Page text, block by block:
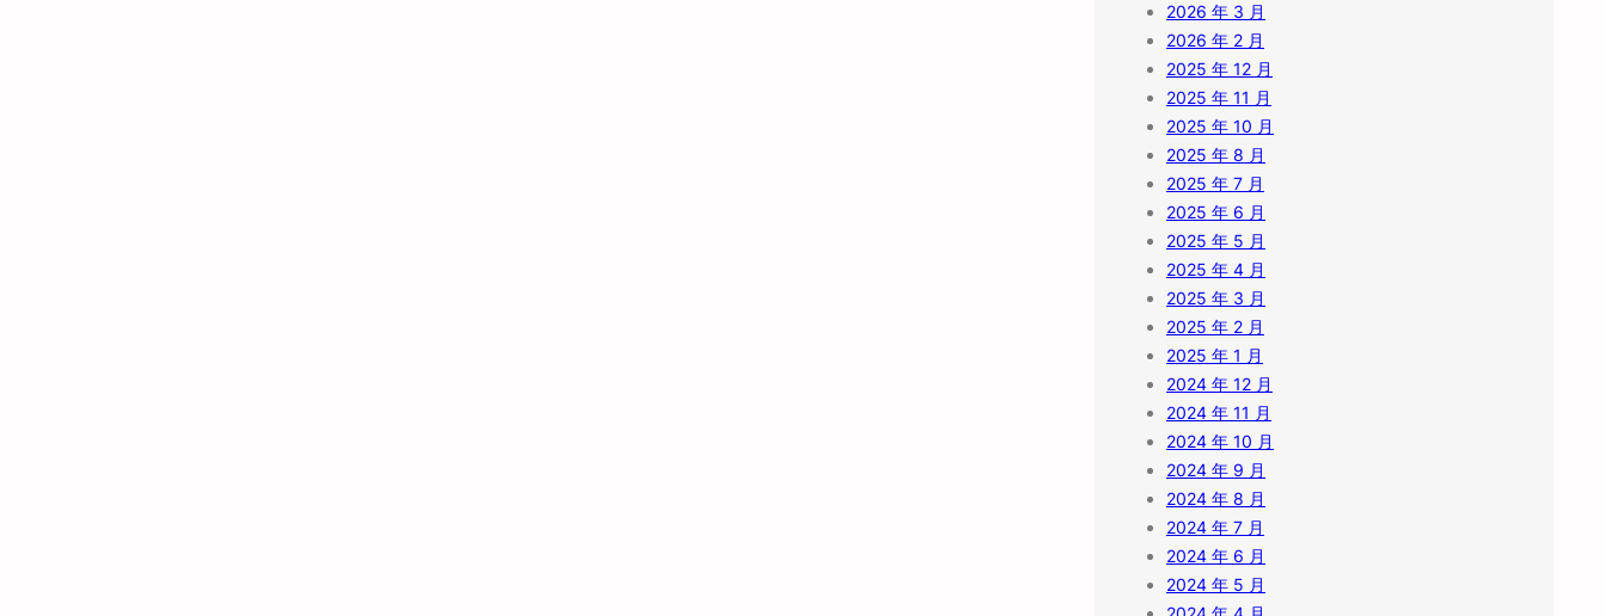
2026 年 3 月
2026 年 2 月
2025 年 12 月
2025 年 11 月
2025 年 10 月
2025 年 8 月
2025 年 7 月
2025 年 6 月
2025 年 5 月
2025 年 4 月
2025 年 3 月
2025 年 2 月
2025 年 1 月
2024 年 12 月
2024 年 11 月
2024 年 10 月
2024 年 9 月
2024 年 8 月
2024 年 7 月
2024 年 6 月
2024 年 5 月